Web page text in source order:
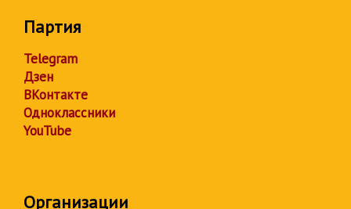
Партия
Telegram
Дзен
ВКонтакте
Одноклассники
YouTube
Организации